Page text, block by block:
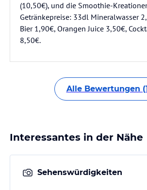
(10,50€), und die Smoothie-
Getränkepreise: 33dl Mineralwasser
Bier 1,90€, Orangen Juice 3,50€,
8,50€.
Alle Bewertungen
Interessantes in der Nähe
Sehenswürdigkeiten